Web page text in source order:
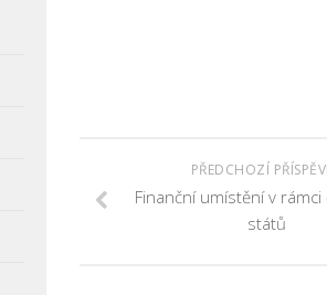
PŘEDCHOZÍ
Finanční umístění v rámci
států